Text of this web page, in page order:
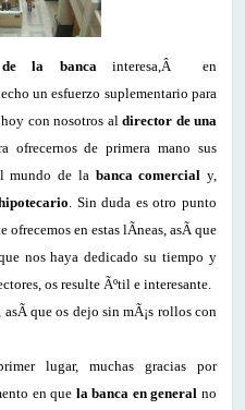
la bancainteresa,Â en
un esfuerzo suplementario para
con nosotros al director de una
ofrecernos de primera mano sus
mundo de la banca comercial y,
. Sin duda es otro punto
en estas lÃ­neas, asÃ­ que
nos haya dedicado su tiempo y
os resulte Ãºtil e interesante.
que os dejo sin mÃ¡s rollos con
lugar, muchas gracias por
en que la banca en generalno